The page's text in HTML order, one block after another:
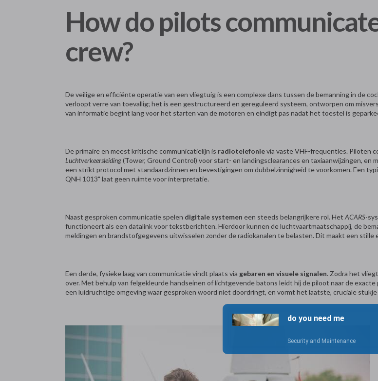
How do pilots
crew?
De veilige en efficiënte operatie van een vliegtuig is een complexe dans tussen de bemanning in de
verloopt verre van toevallig; het is een gestructureerd en gereguleerd systeem, ontworpen om
van informatie begint lang voor het starten van de motoren en eindigt pas nadat het toestel is
De primaire en meest kritische communicatielijn is radiotelefonievia vaste VHF-frequenties. Piloten
Luchtverkeersleiding(Tower, Ground Control) voor start- en landingsclearances en taxiaanwijzingen, en
een strikt protocol met standaardzinnen en bevestigingen om dubbelzinnigheid te voorkomen. Een
QNH 1013" laat geen ruimte voor interpretatie.
Naast gesproken communicatie spelen digitale systemen een steeds belangrijkere rol. HetACARS-
functioneert als een datalink voor tekstberichten. Hierdoor kunnen de luchtvaartmaatschappij, de
meldingen en brandstofgegevens uitwisselen zonder de radiokanalen te belasten. Dit maakt een stille
Een derde, fysieke laag van communicatie vindt plaats via gebaren en visuele signalen. Zodra het
over. Met behulp van felgekleurde handseinen of lichtgevende batons leidt hij de piloot naar de
een luidruchtige omgeving waar gesproken woord niet doordringt, en vormt het laatste, cruciale